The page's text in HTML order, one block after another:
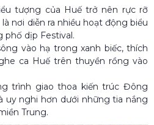
tượng của Huế trở nên rực rỡ
nơi diễn ra nhiều hoạt động biểu
phố dịp Festival.
vào hạ trong xanh biếc, thích
ca Huế trên thuyền rồng vào
trình giao thoa kiến trúc Đông
uy nghi hơn dưới những tia nắng
Trung.